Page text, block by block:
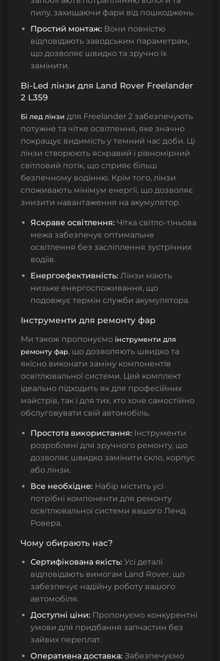
пилу, захищаючи фари від пошкоджень.
Простий монтаж: Вони повністю
відповідають заводським параметрам,
що дозволяє швидко та зручно їх
замінити.
Bi-Led лінзи для Land Rover Freelander
2 L359
Бі лед лінзи для Freelander 2 забезпечують
потужне та чітке освітлення, яке значно
покращує видимість у темний час доби. Ці
лінзи створюють яскравий і рівномірний
світловий потік, що сприяє більш
безпечному водінню. Крім того, лінзи
споживають мінімум енергії, що дозволяє
знизити навантаження на акумулятор.
Яскраве освітлення: Чітка світло-тіньова
межа забезпечує оптимальне
освітлення без засліплення зустрічних
водіїв.
Енергоефективність: Лінзи мають
низьке енергоспоживання, що
подовжує термін служби акумулятора.
Інструменти для ремонту фар
Ми також пропонуємо інструменти для
ремонту фар, що дозволяють швидко та
якісно виконати заміну компонентів
освітлювальної системи. Цей комплект
ідеально підходить як для професійних
майстрів, так і для тих, хто хоче самостійно
обслуговувати свій автомобіль.
Простота використання: Інструменти
розроблені для зручного ремонту, що
дозволяє швидко замінити скло, корпус
або лінзи.
Все необхідне: Набір містить усі
потрібні компоненти для ремонту
освітлювальної системи вашого Ленд
Ровера.
Чому обирають нас?
Сертифікована якість: Усі деталі
відповідають вимогам Land Rover, що
забезпечує надійну роботу вашого
автомобіля.
Доступні ціни: Пропонуємо конкурентні
умови для придбання запчастин без
зайвих переплат.
Оперативна доставка: Забезпечуємо